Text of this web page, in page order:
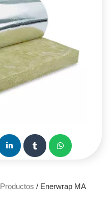
Productos / Enerwrap MA